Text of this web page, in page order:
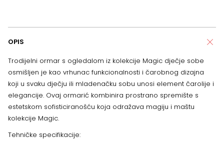
OPIS
Trodijelni ormar s ogledalom iz kolekcije Magic dječje sobe
osmišljen je kao vrhunac funkcionalnosti i čarobnog dizajna
koji u svaku dječju ili mladenačku sobu unosi element čarolije i
elegancije. Ovaj ormarić kombinira prostrano spremište s
estetskom sofisticiranošću koja odražava magiju i maštu
kolekcije Magic.
Tehničke specifikacije: